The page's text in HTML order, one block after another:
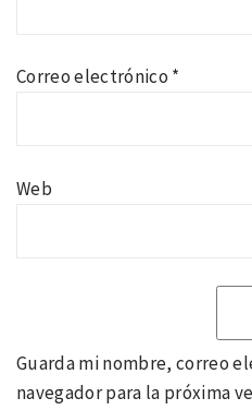
Correo electrónico *
Web
Guarda mi nombre, correo
navegador para la próxima